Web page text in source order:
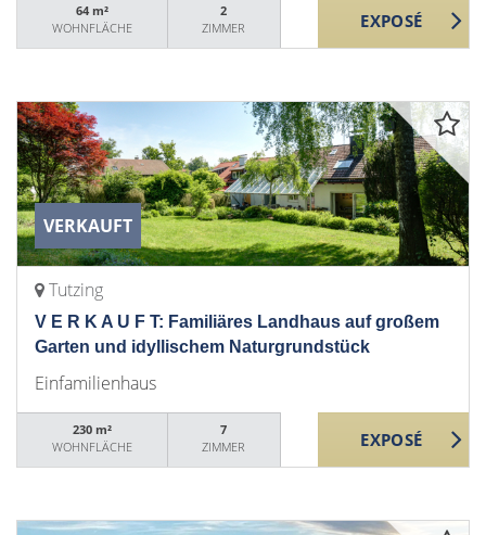
64 m²
WOHNFLÄCHE
2
ZIMMER
VERKAUFT
Tutzing
V E R K A U F T: Familiäres Landhaus auf großem
Garten und idyllischem Naturgrundstück
Einfamilienhaus
230 m²
WOHNFLÄCHE
7
ZIMMER